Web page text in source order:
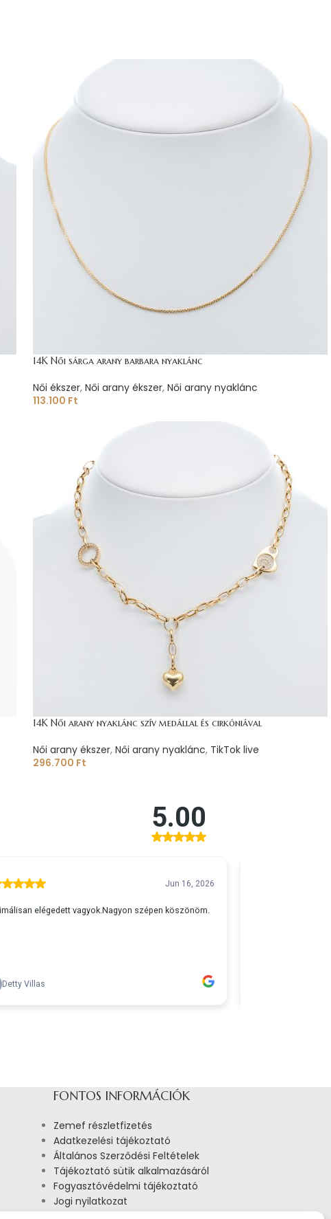
14K Női sárga arany barbara nyaklánc
Női ékszer, Női arany ékszer, Női arany nyaklánc
113.100 Ft
14K Női arany nyaklánc szív medállal és cirkóniával
Női arany ékszer, Női arany nyaklánc, TikTok live
296.700 Ft
FONTOS INFORMÁCIÓK
Zemef részletfizetés
Adatkezelési tájékoztató
Általános Szerződési Feltételek
Tájékoztató sütik alkalmazásáról
Fogyasztóvédelmi tájékoztató
Jogi nyilatkozat
Impresszum